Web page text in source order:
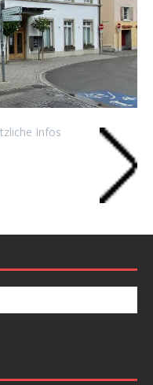
Infos